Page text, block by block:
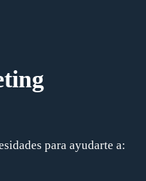
para ayudarte a: